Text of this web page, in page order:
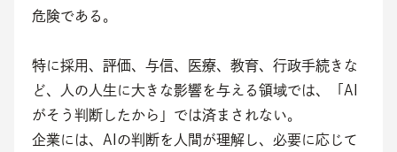
危険である。
特に採用、評価、与信、医療、教育、行政手続きな
ど、人の人生に大きな影響を与える領域では、「AI
がそう判断したから」では済まされない。
企業には、AIの判断を人間が理解し、必要に応じて